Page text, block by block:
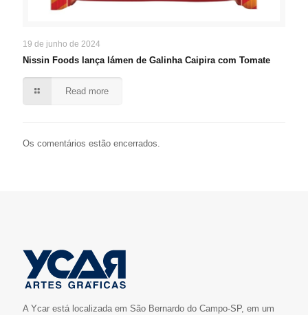
19 de junho de 2024
Nissin Foods lança lámen de Galinha Caipira com Tomate
Read more
Os comentários estão encerrados.
A Ycar está localizada em São Bernardo do Campo-SP, em um